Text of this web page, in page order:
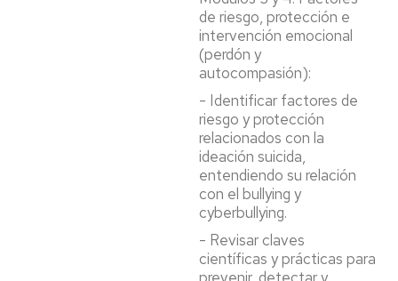
de riesgo, protección e
intervención emocional
(perdón y
autocompasión):
- Identificar factores de
riesgo y protección
relacionados con la
ideación suicida,
entendiendo su relación
con el bullying y
cyberbullying.
- Revisar claves
científicas y prácticas para